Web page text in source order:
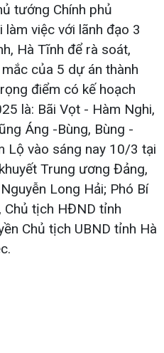
tướng Chính phủ
làm việc với lãnh đạo 3
Hà Tĩnh để rà soát,
của 5 dự án thành
điểm có kế hoạch
là: Bãi Vọt - Hàm Nghi,
Áng -Bùng, Bùng -
Lộ vào sáng nay 10/3 tại
Trung ương Đảng,
Long Hải; Phó Bí
tịch HĐND tỉnh
Chủ tịch UBND tỉnh Hà